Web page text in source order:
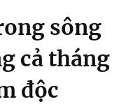
sông
cả tháng
độc